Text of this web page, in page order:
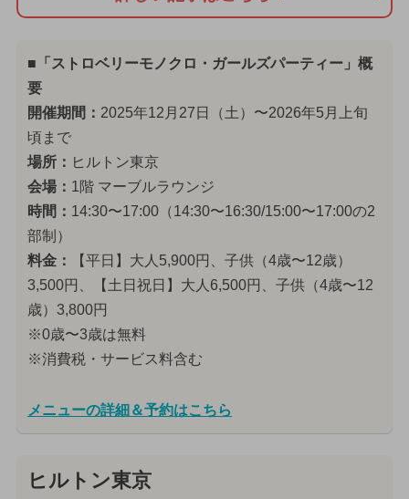
■「ストロベリーモノクロ・ガールズパーティー」概
要
開催期間： 2025年12月27日（土）〜2026年5月上旬
頃まで
場所： ヒルトン東京
会場： 1階 マーブルラウンジ
時間： 14:30〜17:00（14:30〜16:30/15:00〜17:00の2
部制）
料金：
【平日】大人5,900円、子供（4歳〜12歳）
3,500円、【土日祝日】大人6,500円、子供（4歳〜12
歳）3,800円
※0歳〜3歳は無料
※消費税・サービス料含む
メニューの詳細＆予約はこちら
ヒルトン東京